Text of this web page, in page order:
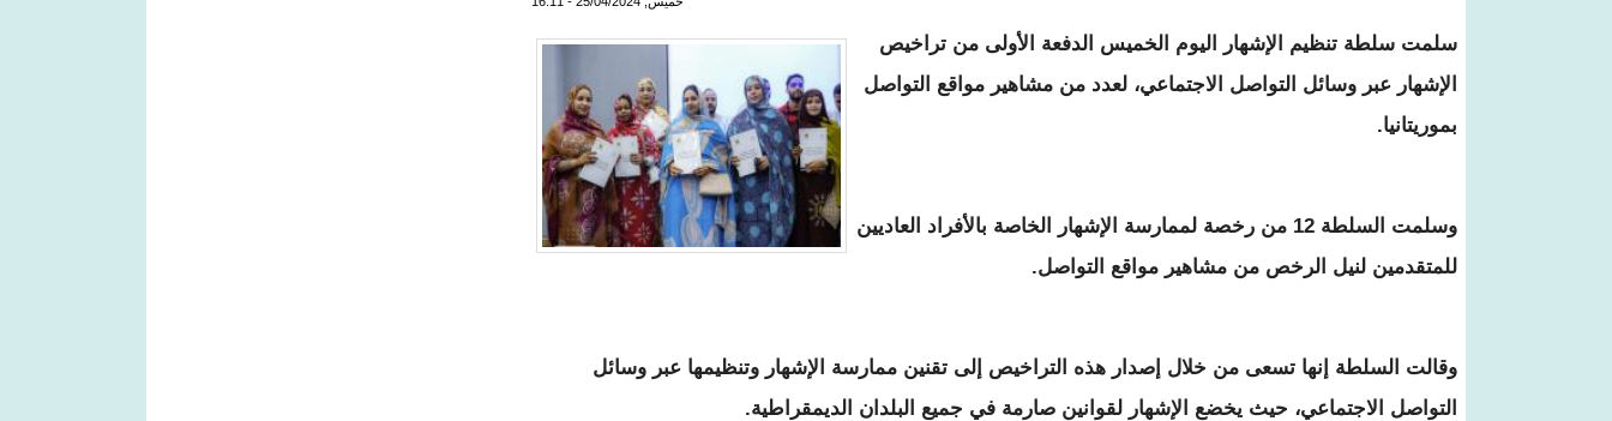
سلمت سلطة تنظيم الإشهار اليوم الخميس الدفعة الأولى من تراخيص
الإشهار عبر وسائل التواصل الاجتماعي، لعدد من مشاهير مواقع التواصل
بموريتانيا.
وسلمت السلطة 12 من رخصة لممارسة الإشهار الخاصة بالأفراد العاديين
للمتقدمين لنيل الرخص من مشاهير مواقع التواصل.
وقالت السلطة إنها تسعى من خلال إصدار هذه التراخيص إلى تقنين ممارسة الإشهار وتنظيمها عبر وسائل
التواصل الاجتماعي، حيث يخضع الإشهار لقوانين صارمة في جميع البلدان الديمقراطية.